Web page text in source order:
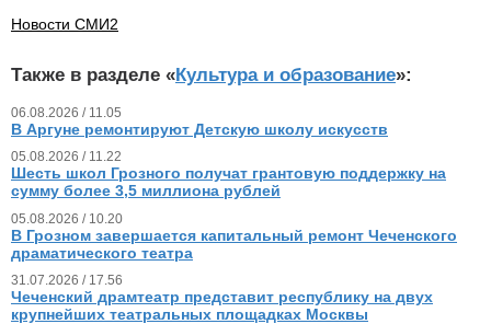
Новости СМИ2
Также в разделе «Культура и образование»:
06.08.2026 / 11.05
В Аргуне ремонтируют Детскую школу искусств
05.08.2026 / 11.22
Шесть школ Грозного получат грантовую поддержку на
сумму более 3,5 миллиона рублей
05.08.2026 / 10.20
В Грозном завершается капитальный ремонт Чеченского
драматического театра
31.07.2026 / 17.56
Чеченский драмтеатр представит республику на двух
крупнейших театральных площадках Москвы